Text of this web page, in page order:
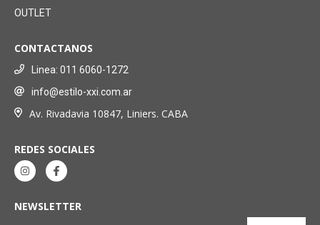
OUTLET
CONTACTANOS
Linea: 011 6060-1272
info@estilo-xxi.com.ar
Av. Rivadavia 10847, Liniers. CABA
REDES SOCIALES
NEWSLETTER